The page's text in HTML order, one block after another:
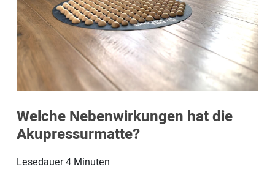
Welche Nebenwirkungen hat die
Akupressurmatte?
Lesedauer4 Minuten